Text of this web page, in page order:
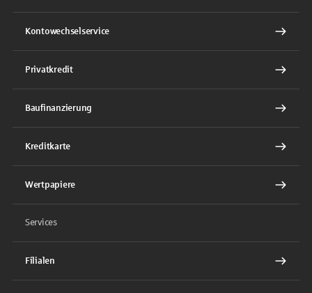
Kontowechselservice
Privatkredit
Baufinanzierung
Kreditkarte
Wertpapiere
Services
Filialen